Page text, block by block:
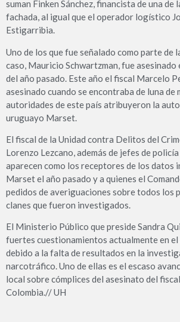
suman Finken Sánchez, financista de una de
fachada, al igual que el operador logístico
Estigarribia.
Uno de los que fue señalado como parte de
caso, Mauricio Schwartzman, fue asesinado
del año pasado. Este año el fiscal Marcelo
asesinado cuando se encontraba de luna de
autoridades de este país atribuyeron la
uruguayo Marset.
El fiscal de la Unidad contra Delitos del
Lorenzo Lezcano, además de jefes de
aparecen como los receptores de los datos
Marset el año pasado y a quienes el
pedidos de averiguaciones sobre todos los
clanes que fueron investigados.
El Ministerio Público que preside Sandra
fuertes cuestionamientos actualmente en
debido a la falta de resultados en la
narcotráfico. Uno de ellas es el escaso
local sobre cómplices del asesinato del
Colombia.// UH